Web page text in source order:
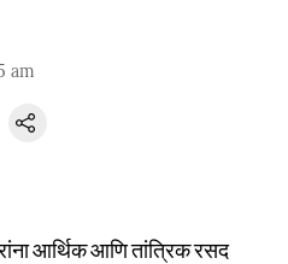
am
आर्थिक आणि तांत्रिक रसद